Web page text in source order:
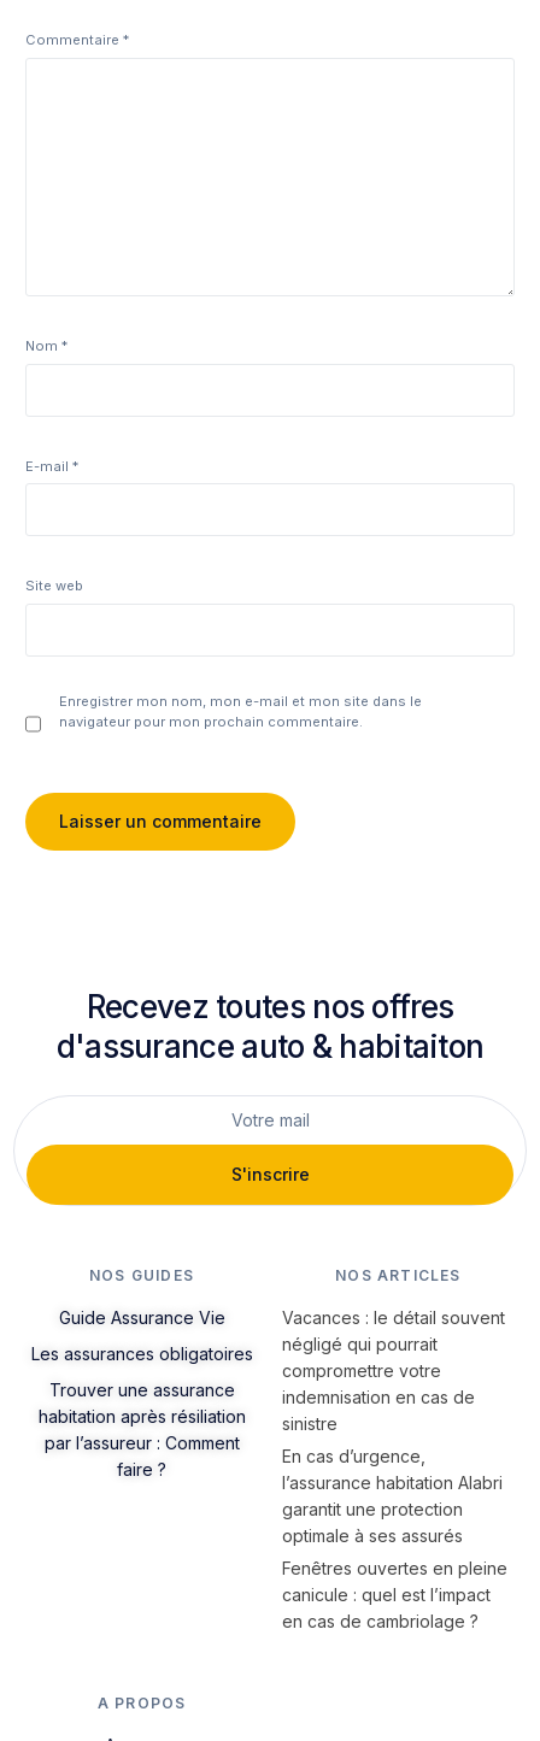
Commentaire*
Nom*
E-mail*
Site web
Enregistrer mon nom, mon e-mail et mon site dans le
navigateur pour mon prochain commentaire.
Recevez toutes nos offres
d'assurance auto & habitaiton
S'inscrire
NOS GUIDES
Guide Assurance Vie
Les assurances obligatoires
Trouver une assurance
habitation après résiliation
par l’assureur : Comment
faire ?
NOS ARTICLES
Vacances : le détail souvent
négligé qui pourrait
compromettre votre
indemnisation en cas de
sinistre
En cas d’urgence,
l’assurance habitation Alabri
garantit une protection
optimale à ses assurés
Fenêtres ouvertes en pleine
canicule : quel est l’impact
en cas de cambriolage ?
A PROPOS